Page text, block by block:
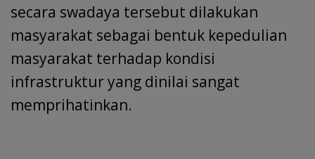
secara swadaya tersebut dilakukan
masyarakat sebagai bentuk kepedulian
masyarakat terhadap kondisi
infrastruktur yang dinilai sangat
memprihatinkan.